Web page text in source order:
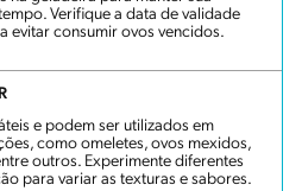
Verifique a data de validade
evitar consumir ovos vencidos.
e podem ser utilizados em
como omeletes, ovos mexidos,
outros. Experimente diferentes
para variar as texturas e sabores.